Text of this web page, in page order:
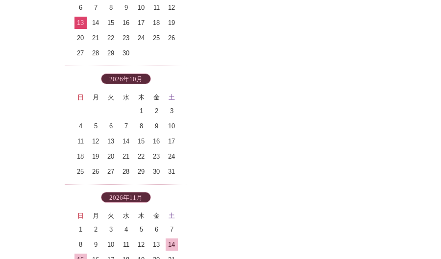
6 7 8 9 10 11 12
13 14 15 16 17 18 19
20 21 22 23 24 25 26
27 28 29 30
2026年10月
日 月 火 水 木 金
土
1
2 3
4 5 6 7 8 9 10
11 12 13 14 15 16 17
18 19 20 21 22 23 24
25 26 27 28 29 30 31
2026年11月
日 月 火 水 木 金
土
1
2 3 4 5 6 7
8 9 10 11 12 13 14